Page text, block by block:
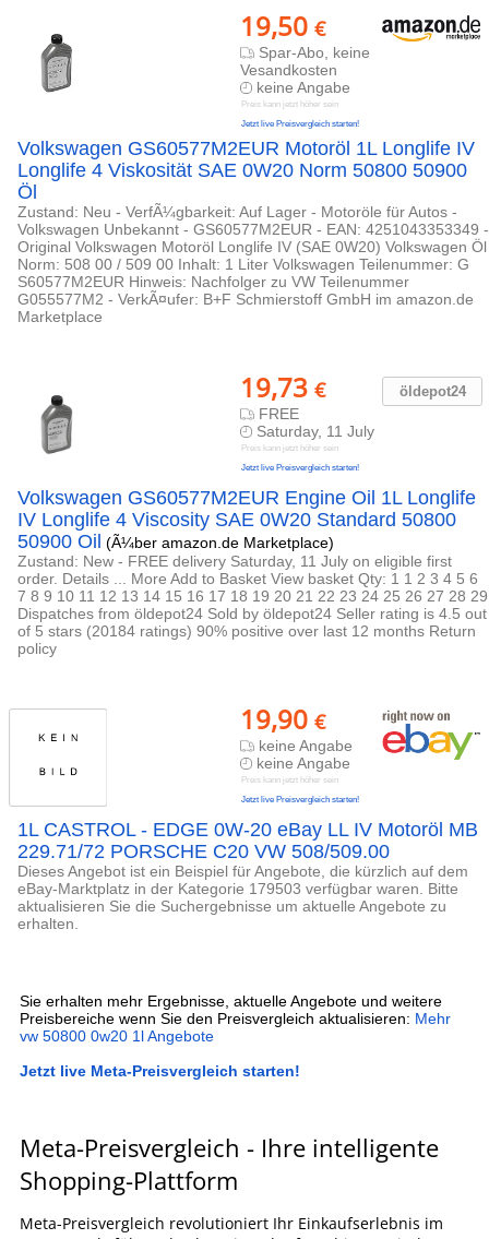
19,50 €
Spar-Abo, keine
Vesandkosten
keine Angabe
Preis kann jetzt höher sein
Jetzt live Preisvergleich starten!
Volkswagen GS60577M2EUR Motoröl 1L Longlife IV
Longlife 4 Viskosität SAE 0W20 Norm 50800 50900
Öl
Zustand: Neu - VerfÃ¼gbarkeit: Auf Lager - Motoröle für Autos -
Volkswagen Unbekannt - GS60577M2EUR - EAN: 4251043353349 -
Original Volkswagen Motoröl Longlife IV (SAE 0W20) Volkswagen Öl
Norm: 508 00 / 509 00 Inhalt: 1 Liter Volkswagen Teilenummer: G
S60577M2EUR Hinweis: Nachfolger zu VW Teilenummer
G055577M2 - VerkÃ¤ufer: B+F Schmierstoff GmbH im amazon.de
Marketplace
öldepot24
19,73 €
FREE
Saturday, 11 July
Preis kann jetzt höher sein
Jetzt live Preisvergleich starten!
Volkswagen GS60577M2EUR Engine Oil 1L Longlife
IV Longlife 4 Viscosity SAE 0W20 Standard 50800
50900 Oil (Ã¼ber amazon.de Marketplace)
Zustand: New - FREE delivery Saturday, 11 July on eligible first
order. Details ... More Add to Basket View basket Qty: 1 1 2 3 4 5 6
7 8 9 10 11 12 13 14 15 16 17 18 19 20 21 22 23 24 25 26 27 28 29
Dispatches from öldepot24 Sold by öldepot24 Seller rating is 4.5 out
of 5 stars (20184 ratings) 90% positive over last 12 months Return
policy
19,90 €
keine Angabe
keine Angabe
Preis kann jetzt höher sein
Jetzt live Preisvergleich starten!
1L CASTROL - EDGE 0W-20 eBay LL IV Motoröl MB
229.71/72 PORSCHE C20 VW 508/509.00
Dieses Angebot ist ein Beispiel für Angebote, die kürzlich auf dem
eBay-Marktplatz in der Kategorie 179503 verfügbar waren. Bitte
aktualisieren Sie die Suchergebnisse um aktuelle Angebote zu
erhalten.
Sie erhalten mehr Ergebnisse, aktuelle Angebote und weitere
Preisbereiche wenn Sie den Preisvergleich aktualisieren: Mehr
vw 50800 0w20 1l Angebote
Jetzt live Meta-Preisvergleich starten!
Meta-Preisvergleich - Ihre intelligente
Shopping-Plattform
Meta-Preisvergleich revolutioniert Ihr Einkaufserlebnis im